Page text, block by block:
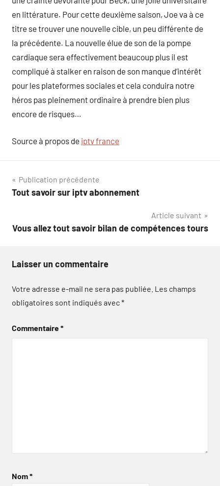
en littérature. Pour cette deuxième saison, Joe va à ce
titre se trouver une nouvelle cible, un peu différente de
la précédente. La nouvelle élue de son de la pompe
cardiaque sera effectivement beaucoup plus il est
compliqué à stalker en raison de son manque d’intérêt
pour les plateformes sociales et cela conduira notre
héros pas pleinement ordinaire à prendre bien plus
encore de risques…
Source à propos de iptv france
Navigation
de
Publication précédente
Tout savoir sur iptv abonnement
Article suivant
Vous allez tout savoir bilan de compétences tours
Laisser un commentaire
Votre adresse e-mail ne sera pas publiée. Les champs
obligatoires sont indiqués avec*
Commentaire*
Nom*